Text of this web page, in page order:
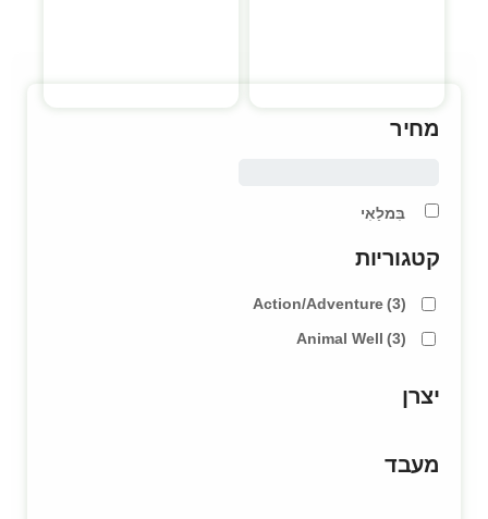
מחיר
בִּמלַאִי
קטגוריות
Action/Adventure(3)
Animal Well (3)
יצרן
מעבד